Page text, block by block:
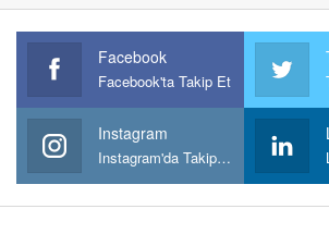
Facebook
Facebook'ta Takip Et
Instagram
Instagram'da Takipt Et